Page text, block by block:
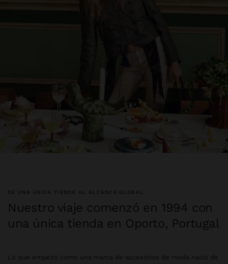
DE UNA ÚNICA TIENDA AL ALCANCE GLOBAL
Nuestro viaje comenzó en 1994 con
una única tienda en Oporto, Portugal
Lo que empezó como una marca de accesorios de moda nació de